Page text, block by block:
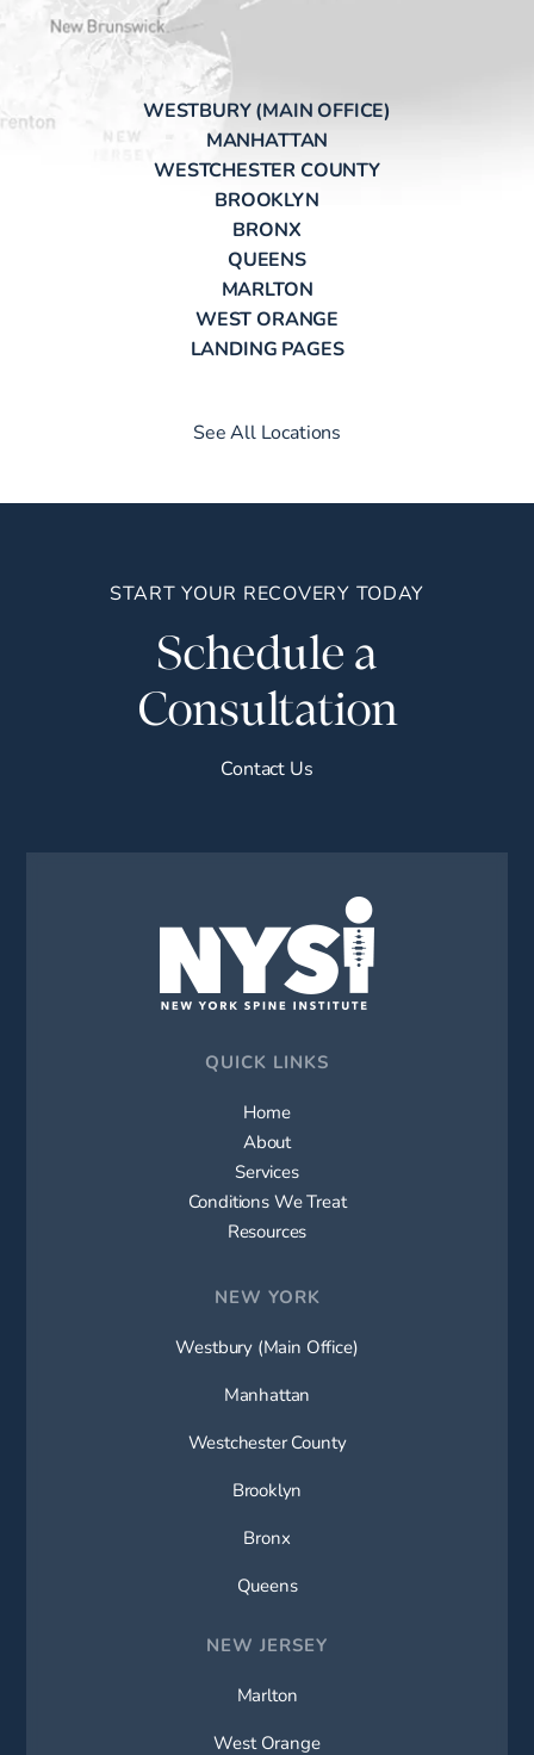
WESTBURY (MAIN OFFICE)
MANHATTAN
WESTCHESTER COUNTY
BROOKLYN
BRONX
QUEENS
MARLTON
WEST ORANGE
LANDING PAGES
See All Locations
START YOUR RECOVERY TODAY
Schedule a
Consultation
Contact Us
QUICK LINKS
Home
About
Services
Conditions We Treat
Resources
NEW YORK
Westbury (Main Office)
Manhattan
Westchester County
Brooklyn
Bronx
Queens
NEW JERSEY
Marlton
West Orange